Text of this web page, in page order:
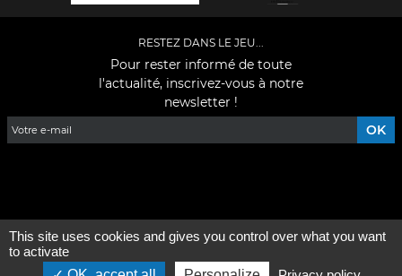
RESTEZ DANS LE JEU...
Pour rester informé de toute
l'actualité, inscrivez-vous à notre
newsletter !
This site uses cookies and gives you control over what you want
to activate